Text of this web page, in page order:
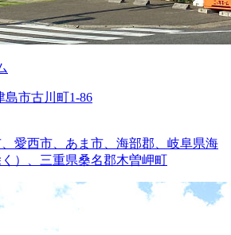
市古川町1-86
愛西市、あま市、海部郡、岐阜県海
）、三重県桑名郡木曽岬町